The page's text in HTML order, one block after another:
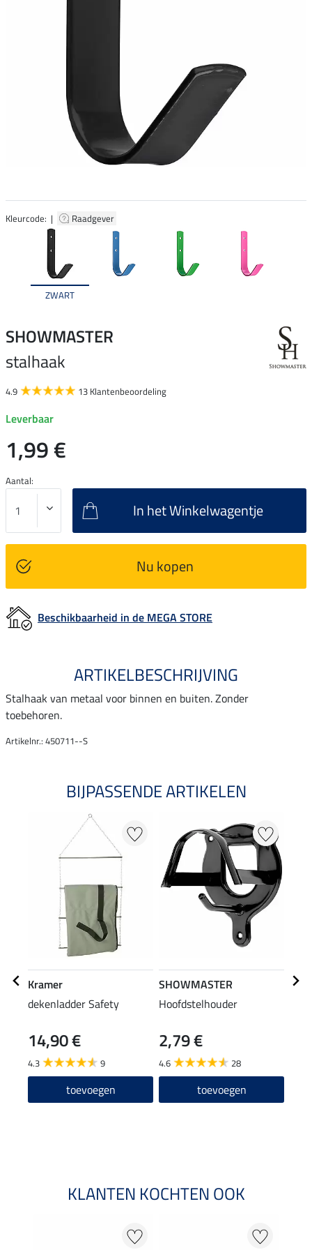
Kleurcode: | Raadgever
ZWART
SHOWMASTER
stalhaak
4.9 13 Klantenbeoordeling
Leverbaar
1,99 €
Aantal:
In het Winkelwagentje
Nu kopen
Beschikbaarheid in de MEGA STORE
ARTIKELBESCHRIJVING
Stalhaak van metaal voor binnen en buiten. Zonder
toebehoren.
Artikelnr.: 450711--S
BIJPASSENDE ARTIKELEN
Kramer
dekenladder Safety
14,90 €
4.3 9
toevoegen
SHOWMASTER
Hoofdstelhouder
2,79 €
4.6 28
toevoegen
KLANTEN KOCHTEN OOK